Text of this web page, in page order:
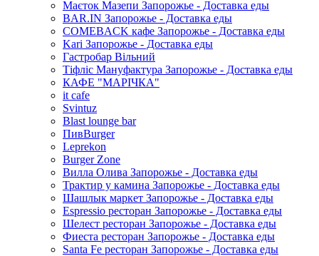
Маєток Мазепи Запорожье - Доставка еды
BAR.IN Запорожье - Доставка еды
COMEBACK кафе Запорожье - Доставка еды
Kari Запорожье - Доставка еды
Гастробар Вільний
Тіфліс Мануфактура Запорожье - Доставка еды
КАФЕ "МАРІЧКА"
it cafe
Svintuz
Blast lounge bar
ПивBurger
Leprekon
Burger Zone
Вилла Олива Запорожье - Доставка еды
Трактир у камина Запорожье - Доставка еды
Шашлык маркет Запорожье - Доставка еды
Espressio ресторан Запорожье - Доставка еды
Шелест ресторан Запорожье - Доставка еды
Фиеста ресторан Запорожье - Доставка еды
Santa Fe ресторан Запорожье - Доставка еды